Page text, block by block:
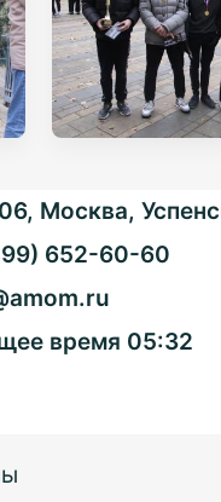
Москва,
652-60-60
время 05:32